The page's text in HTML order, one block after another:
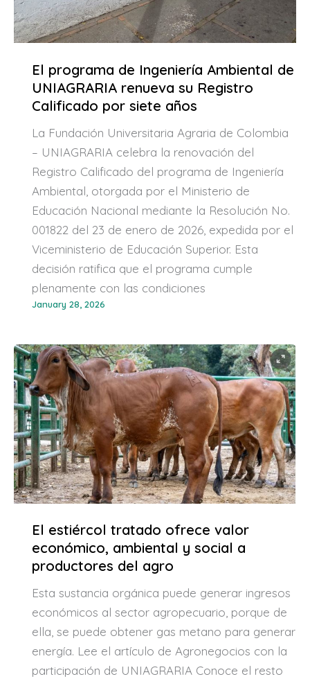
El programa de Ingeniería Ambiental de
UNIAGRARIA renueva su Registro
Calificado por siete años
La Fundación Universitaria Agraria de Colombia
– UNIAGRARIA celebra la renovación del
Registro Calificado del programa de Ingeniería
Ambiental, otorgada por el Ministerio de
Educación Nacional mediante la Resolución No.
001822 del 23 de enero de 2026, expedida por el
Viceministerio de Educación Superior. Esta
decisión ratifica que el programa cumple
plenamente con las condiciones
January 28, 2026
El estiércol tratado ofrece valor
económico, ambiental y social a
productores del agro
Esta sustancia orgánica puede generar ingresos
económicos al sector agropecuario, porque de
ella, se puede obtener gas metano para generar
energía. Lee el artículo de Agronegocios con la
participación de UNIAGRARIA Conoce el resto